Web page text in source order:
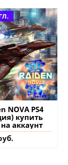
NOVA PS4
купить
аккаунт